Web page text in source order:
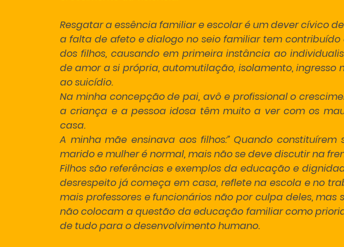
Resgatar a essência familiar e escolar é um dever cívico
a falta de afeto e dialogo no seio familiar tem
dos filhos, causando em primeira instância ao
de amor a si própria, automutilação, isolamento, ingresso
ao suicídio.
Na minha concepção de pai, avô e profissional o
a criança e a pessoa idosa têm muito a ver com os
casa.
A minha mãe ensinava aos filhos:” Quando
marido e mulher é normal, mais não se deve discutir na
Filhos são referências e exemplos da educação e
desrespeito já começa em casa, reflete na escola e no
mais professores e funcionários não por culpa deles,
não colocam a questão da educação familiar como
de tudo para o desenvolvimento humano.